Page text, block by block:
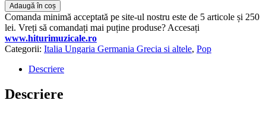
Adaugă în coș
Comanda minimă acceptată pe site-ul nostru este de 5 articole și 250
lei. Vreți să comandați mai puține produse? Accesați
www.hiturimuzicale.ro
Categorii: Italia Ungaria Germania Grecia si altele, Pop
Descriere
Descriere